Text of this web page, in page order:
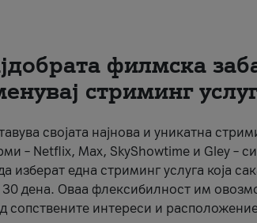
филмска
стриминг
својата најнова и уникатна
– Netflix, Max, SkyShowtime и Gley –
една стриминг услуга која
30 дена. Оваа флексибилност им
сопствените интереси и